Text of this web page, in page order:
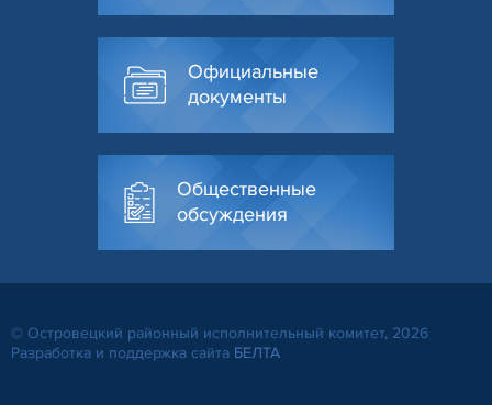
Официальные
документы
Общественные
обсуждения
© Островецкий районный исполнительный комитет, 2026
Разработка и поддержка сайта БЕЛТА